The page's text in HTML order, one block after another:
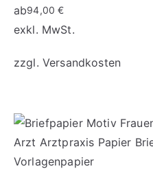
ab94,00€
exkl. MwSt.
zzgl. Versandkosten